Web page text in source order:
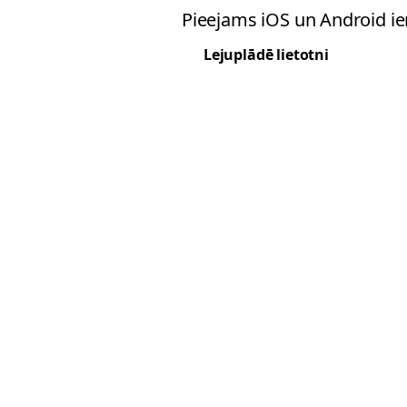
Pieejams iOS un Android
Lejuplādē lietotni